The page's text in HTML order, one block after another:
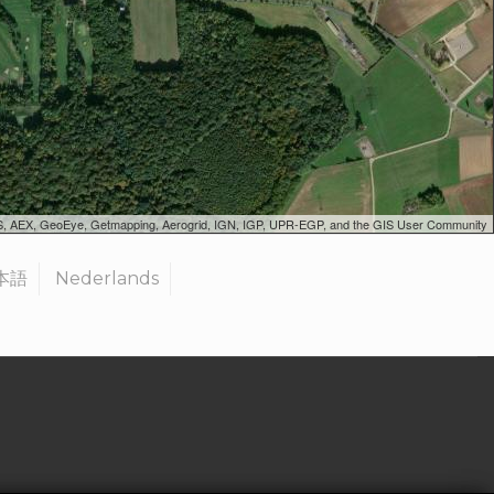
GeoEye, Getmapping, Aerogrid, IGN, IGP, UPR-EGP, and the GIS User Community
語 Nederlands